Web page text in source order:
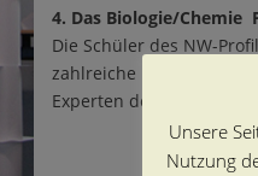
4. Das Biologie/Chemie
Die Schüler des NW-
zahlreiche Experimente
Experten den jüngeren
Unsere
Nutzung